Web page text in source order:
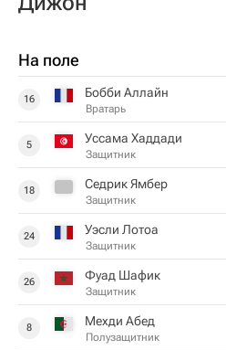
На поле
16 Бобби Аллайн
Вратарь
5 Уссама Хаддади
Защитник
18 Седрик Ямбер
Защитник
24 Уэсли Лотоа
Защитник
26 Фуад Шафик
Защитник
8 Мехди Абед
Полузащитник